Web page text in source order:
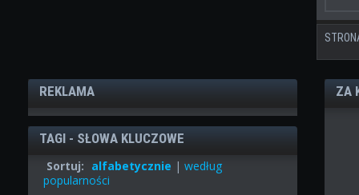
REKLAMA
TAGI - SŁOWA KLUCZOWE
Sortuj: alfabetycznie |według
popularności
ZA